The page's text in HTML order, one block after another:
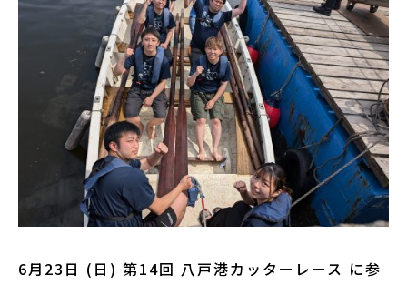
6月23日 (日) 第14回 八戸港カッターレース に参